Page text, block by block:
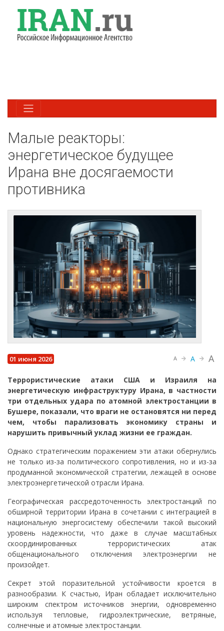
Малые реакторы:
энергетическое будущее
Ирана вне досягаемости
противника
01 июня 2026 A A A
Террористические атаки США и Израиля на
энергетическую инфраструктуру Ирана, в частности
три отдельных удара по атомной электростанции в
Бушере, показали, что враги не остановятся ни перед
чем, чтобы парализовать экономику страны и
нарушить привычный уклад жизни ее граждан.
Однако стратегическим поражением эти атаки обернулись
не только из-за политического сопротивления, но и из-за
продуманной экономической стратегии, лежащей в основе
электроэнергетической отрасли Ирана.
Географическая рассредоточенность электростанций по
обширной территории Ирана в сочетании с интеграцией в
национальную энергосистему обеспечили такой высокий
уровень надежности, что даже в случае масштабных
скоординированных террористических атак
общенационального отключения электроэнергии не
произойдет.
Секрет этой поразительной устойчивости кроется в
разнообразии. К счастью, Иран обладает исключительно
широким спектром источников энергии, одновременно
используя тепловые, гидроэлектрические, ветряные,
солнечные и атомные электростанции.